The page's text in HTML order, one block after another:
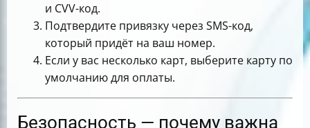
и CVV-код.
Подтвердите привязку через SMS-код,
который придёт на ваш номер.
Если у вас несколько карт, выберите карту по
умолчанию для оплаты.
Безопасность — почему важна